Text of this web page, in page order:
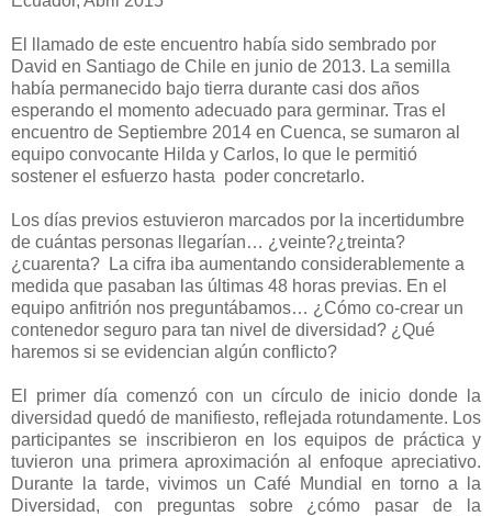
El llamado de este encuentro había sido sembrado por
David en Santiago de Chile en junio de 2013. La semilla
había permanecido bajo tierra durante casi dos años
esperando el momento adecuado para germinar. Tras el
encuentro de Septiembre 2014 en Cuenca, se sumaron al
equipo convocante Hilda y Carlos, lo que le permitió
sostener el esfuerzo hasta poder concretarlo.
Los días previos estuvieron marcados por la incertidumbre
de cuántas personas llegarían… ¿veinte?¿treinta?
¿cuarenta? La cifra iba aumentando considerablemente a
medida que pasaban las últimas 48 horas previas. En el
equipo anfitrión nos preguntábamos… ¿Cómo co-crear un
contenedor seguro para tan nivel de diversidad? ¿Qué
haremos si se evidencian algún conflicto?
El primer día comenzó con un círculo de inicio donde la
diversidad quedó de manifiesto, reflejada rotundamente. Los
participantes se inscribieron en los equipos de práctica y
tuvieron una primera aproximación al enfoque apreciativo.
Durante la tarde, vivimos un Café Mundial en torno a la
Diversidad, con preguntas sobre ¿cómo pasar de la